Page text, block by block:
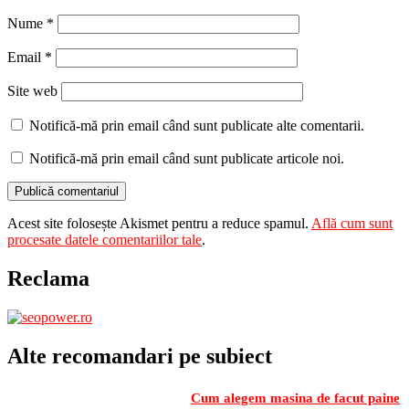
Nume *
Email *
Site web
Notifică-mă prin email când sunt publicate alte comentarii.
Notifică-mă prin email când sunt publicate articole noi.
Acest site folosește Akismet pentru a reduce spamul. Află cum sunt
procesate datele comentariilor tale.
Reclama
Alte recomandari pe subiect
Cum alegem masina de facut paine